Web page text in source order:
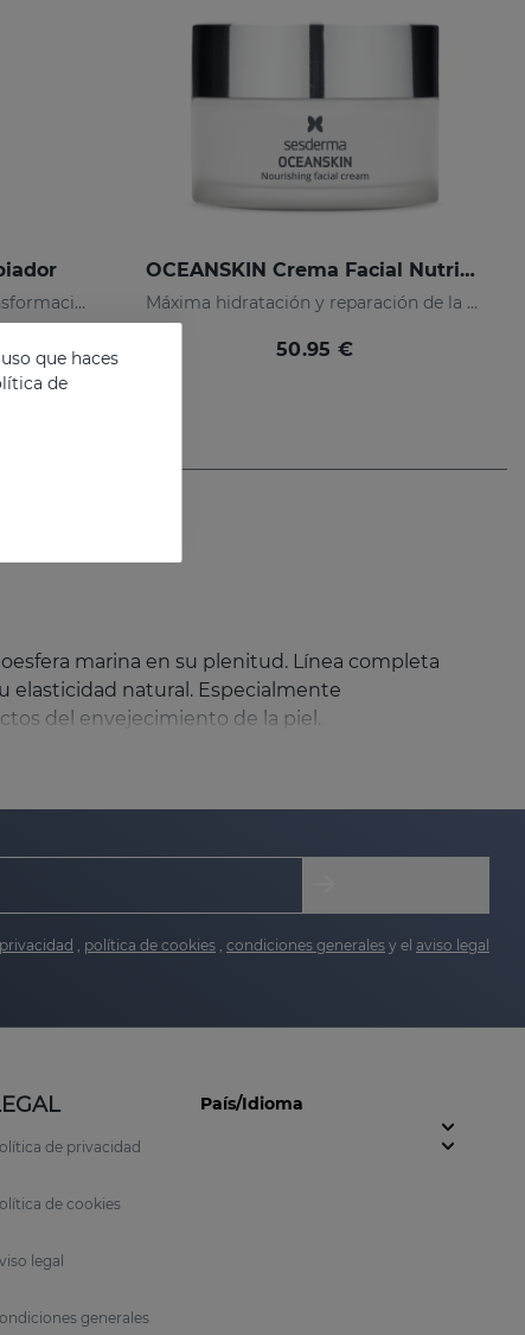
Limpiador con 3 fases de transformación que limpia, desmaquilla y cuida la piel
OCEANSKIN Crema Facial Nutritiva
Máxima hidratación y reparación de la piel
50.95 €
marina en su plenitud. Línea completa
elasticidad natural. Especialmente
del envejecimiento de la piel.
política de cookies condiciones generales y el aviso legal
de privacidad
de cookies
legal
generales
País/Idioma
que haces
de